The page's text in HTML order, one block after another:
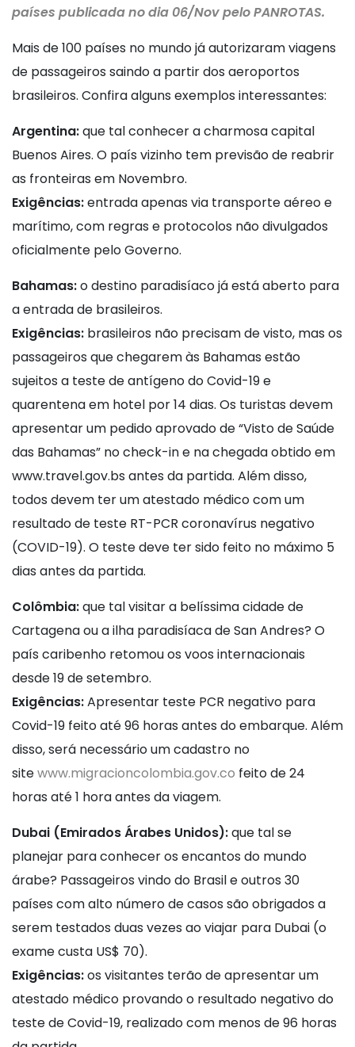
países publicada no dia 06/Nov pelo PANROTAS.
Mais de 100 países no mundo já autorizaram viagens
de passageiros saindo a partir dos aeroportos
brasileiros. Confira alguns exemplos interessantes:
Argentina:que tal conhecer a charmosa capital
Buenos Aires. O país vizinho tem previsão de reabrir
as fronteiras em Novembro.
Exigências:entrada apenas via transporte aéreo e
marítimo, com regras e protocolos não divulgados
oficialmente pelo Governo.
Bahamas:o destino paradisíaco já está aberto para
a entrada de brasileiros.
Exigências: brasileiros não precisam de visto, mas os
passageiros que chegarem às Bahamas estão
sujeitos a teste de antígeno do Covid-19 e
quarentena em hotel por 14 dias. Os turistas devem
apresentar um pedido aprovado de “Visto de Saúde
das Bahamas” no check-in e na chegada obtido em
www.travel.gov.bs antes da partida. Além disso,
todos devem ter um atestado médico com um
resultado de teste RT-PCR coronavírus negativo
(COVID-19). O teste deve ter sido feito no máximo 5
dias antes da partida.
Colômbia:que tal visitar a belíssima cidade de
Cartagena ou a ilha paradisíaca de San Andres? O
país caribenho retomou os voos internacionais
desde 19 de setembro.
Exigências:Apresentar teste PCR negativo para
Covid-19 feito até 96 horas antes do embarque. Além
disso, será necessário um cadastro no
sitewww.migracioncolombia.gov.co feito de 24
horas até 1 hora antes da viagem.
Dubai (Emirados Árabes Unidos):que tal se
planejar para conhecer os encantos do mundo
árabe? Passageiros vindo do Brasil e outros 30
países com alto número de casos são obrigados a
serem testados duas vezes ao viajar para Dubai (o
exame custa US$ 70).
Exigências:os visitantes terão de apresentar um
atestado médico provando o resultado negativo do
teste de Covid-19, realizado com menos de 96 horas